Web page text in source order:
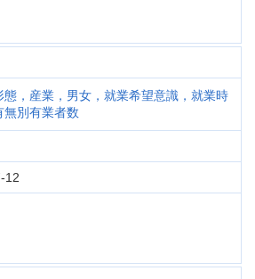
，産業，男女，就業希望意識，就業時
無別有業者数
12